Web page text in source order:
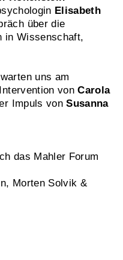
Elisabeth
über die
in Wissenschaft,
uns am
vonCarola
Impuls vonSusanna
das Mahler Forum
Morten Solvik &